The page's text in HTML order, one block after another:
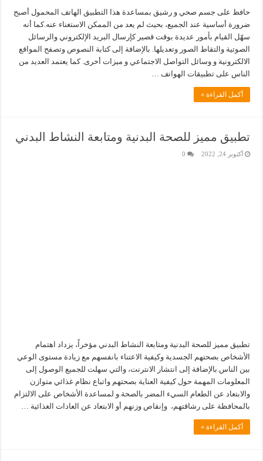
حافظ على جسم صحي و رشيق بمساعدة هذا التطبيق الهاتف المحمول أصبح
ضرورة أساسية عند الجميع، بحيث لم يعد من الممكن الاستغناء عنه.كما أنه
سهّل القيام بأمور عديدة بوقت قصير كإرسال البريد الإلكتروني والرسائل
الصوتية والتقاط الصور وتعديلها. بالإضافة إلى كتابة النصوص وتصفح المواقع
الالكترونية و وسائل التواصل الاجتماعي و ميزات أخرى. كما يعتمد العديد من
الناس على تطبيقات الهواتف …
أكمل القراءة »
تطبيق مميز للصحة البدنية ومتابعة النشاط البدني
أكتوبر 24, 2022 0
تطبيق مميز للصحة البدنية ومتابعة النشاط البدني مؤخراً، يزداد اهتمام
الأشخاص بصحتهم الجسدية وكيفية الاعتناء بانفسهم مع زيادة مستوى الوعي
بين الناس.بالإضافة إلى انتشار الانترنت، والتي سهلت للجميع الوصول إلى
المعلومات المهمة حول كيفية العناية بصحتهم واتباع نظام غذائي متوازن
والابتعاد عن الطعام السيء المضر بالصحة.و لمساعدة الأشخاص على الالتزام
بالمحافظة على رشاقتهم، وإنقاص وزنهم أو الابتعاد عن العادات الغذائية …
أكمل القراءة »